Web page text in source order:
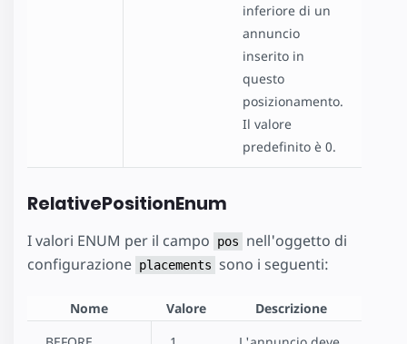
inferiore di un
annuncio
inserito in
questo
posizionamento.
Il valore
predefinito è 0.
RelativePositionEnum
I valori ENUM per il campo pos
nell'oggetto di
configurazione placements sono i seguenti:
Nome Valore
Descrizione